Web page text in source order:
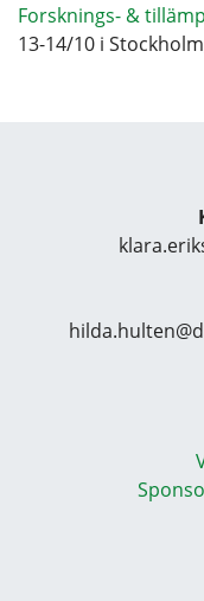
Forsknings- &
13-14/10 i